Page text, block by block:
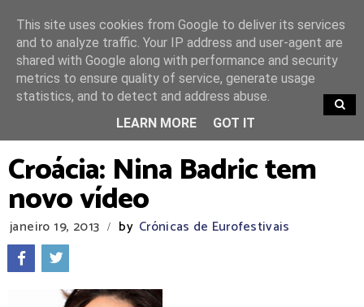
TRENDING
Croácia: Nina Badric tem
novo vídeo
janeiro 19, 2013 / by Crónicas de Eurofestivais
This site uses cookies from Google to deliver its services
and to analyze traffic. Your IP address and user-agent are
shared with Google along with performance and security
metrics to ensure quality of service, generate usage
statistics, and to detect and address abuse.
LEARN MORE
GOT IT